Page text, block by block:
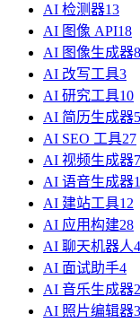
AI 检测器13
AI 图像 API18
AI 图像生成器
AI 改写工具3
AI 研究工具10
AI 简历生成器5
AI SEO 工具27
AI 视频生成器
AI 语音生成器
AI 建站工具12
AI 应用构建28
AI 聊天机器人
AI 面试助手4
AI 音乐生成器
AI 照片编辑器